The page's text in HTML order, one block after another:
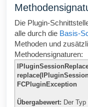
Die Plugin-
alle durch die Basis-
Methoden und
Methodensignaturen:
FCPluginException
Übergabewert: Der